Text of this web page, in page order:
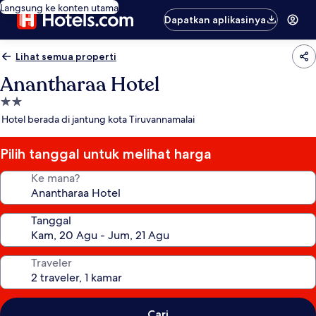
Langsung ke konten utama
Dapatkan aplikasinya
Lihat semua properti
Anantharaa Hotel
Properti
bintang
Hotel berada di jantung kota Tiruvannamalai
Pilih tanggal untuk melihat harga
Ke mana?
Tanggal
Traveler